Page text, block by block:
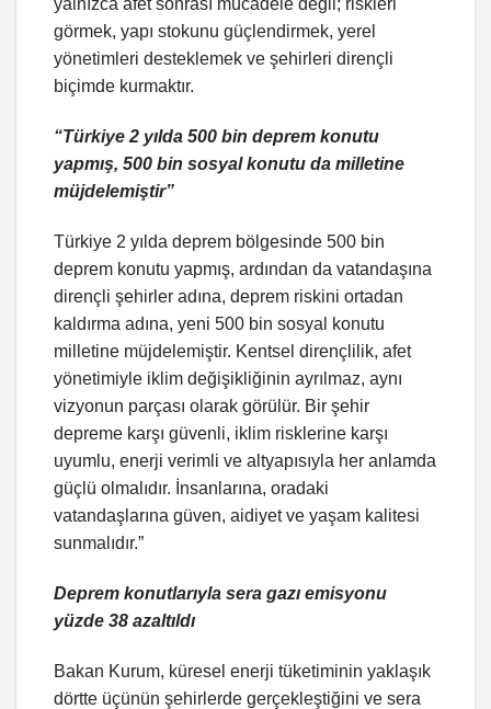
yalnızca afet sonrası mücadele değil; riskleri
görmek, yapı stokunu güçlendirmek, yerel
yönetimleri desteklemek ve şehirleri dirençli
biçimde kurmaktır.
“Türkiye 2 yılda 500 bin deprem konutu
yapmış, 500 bin sosyal konutu da milletine
müjdelemiştir”
Türkiye 2 yılda deprem bölgesinde 500 bin
deprem konutu yapmış, ardından da vatandaşına
dirençli şehirler adına, deprem riskini ortadan
kaldırma adına, yeni 500 bin sosyal konutu
milletine müjdelemiştir. Kentsel dirençlilik, afet
yönetimiyle iklim değişikliğinin ayrılmaz, aynı
vizyonun parçası olarak görülür. Bir şehir
depreme karşı güvenli, iklim risklerine karşı
uyumlu, enerji verimli ve altyapısıyla her anlamda
güçlü olmalıdır. İnsanlarına, oradaki
vatandaşlarına güven, aidiyet ve yaşam kalitesi
sunmalıdır.”
Deprem konutlarıyla sera gazı emisyonu
yüzde 38 azaltıldı
Bakan Kurum, küresel enerji tüketiminin yaklaşık
dörtte üçünün şehirlerde gerçekleştiğini ve sera